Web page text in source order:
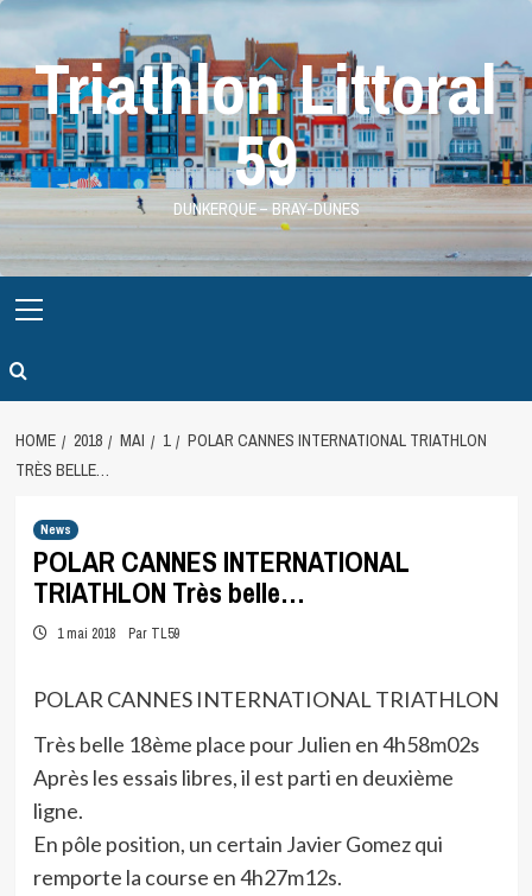
Skip
contentTriathlon Littoral
59
DUNKERQUE – BRAY-DUNES
Menu
HOME 2018 MAI 1
POLAR CANNES INTERNATIONAL TRIATHLON
TRÈS BELLE…
News
POLAR CANNES INTERNATIONAL
TRIATHLON Très belle…
1 mai 2018 Par TL59
POLAR CANNES INTERNATIONAL TRIATHLON
Très belle 18ème place pour Julien en 4h58m02s
Après les essais libres, il est parti en deuxième
ligne.
En pôle position, un certain Javier Gomez qui
remporte la course en 4h27m12s.